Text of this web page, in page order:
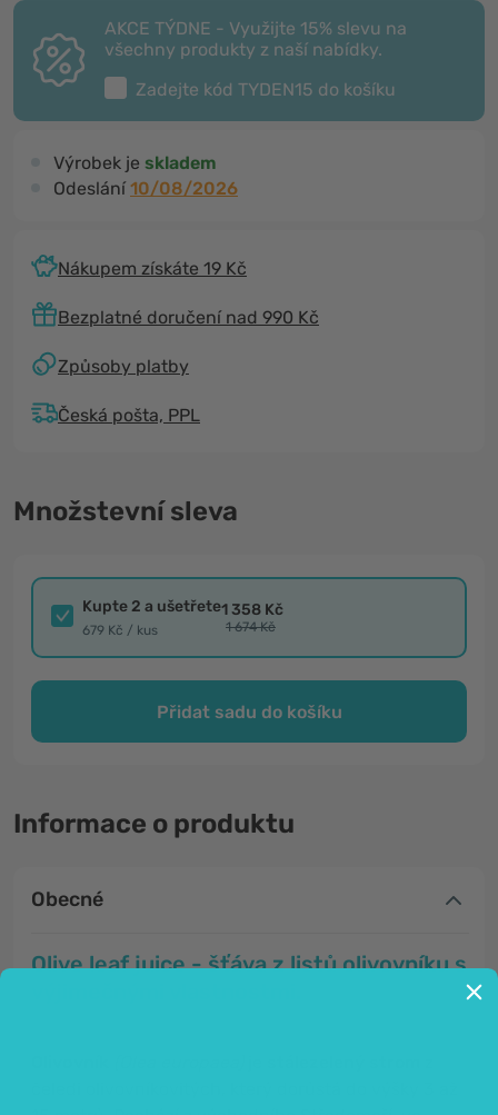
AKCE TÝDNE - Využijte 15% slevu na
všechny produkty z naší nabídky.
Zadejte kód TYDEN15 do košíku
Výrobek je skladem
Odeslání10/08/2026
Nákupem získáte 19 Kč
Bezplatné doručení nad 990 Kč
Způsoby platby
Česká pošta, PPL
Množstevní sleva
Kupte 2 a ušetřete
679 Kč / kus
1 358 Kč
1 674 Kč
Přidat sadu do košíku
Informace o produktu
Obecné
Olive leaf juice - šťáva z listů olivovníku s